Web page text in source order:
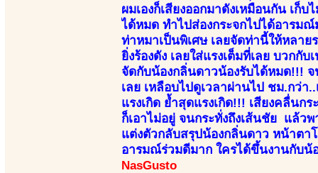
ผมเองก็เสียงออกมาดังเหมือนกัน เก็
ได้หมด ทำไปส่องกระจกไปได้อารม
ท่าหมาเป็นพิเศษ เลยจัดท่านี้ให้หลาย
ยิ่งร้องดัง เลยใส่แรงเต็มที่เลย บวก
จัดกับน้องกลิ่นดาวน้องรับได้หมด!!!
เลย เหลือบไปดูเวลาผ่านไป ชม.กว่
แรงเกิด ย้ำสุดแรงเกิด!!! เสียงคลื่นก
ก็เอาไม่อยู่ จนกระทั่งถึงเส้นชัย แล้ว
แต่งตัวกลับสรุปน้องกลิ่นดาว หน้าตา
อารมณ์ร่วมดีมาก ใครได้ขึ้นงานกับ
NasGusto